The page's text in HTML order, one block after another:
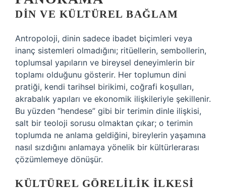
DIN VE KÜLTÜREL BAĞLAM
Antropoloji, dinin sadece ibadet biçimleri veya
inanç sistemleri olmadığını; ritüellerin, sembollerin,
toplumsal yapıların ve bireysel deneyimlerin bir
toplamı olduğunu gösterir. Her toplumun dini
pratiği, kendi tarihsel birikimi, coğrafi koşulları,
akrabalık yapıları ve ekonomik ilişkileriyle şekillenir.
Bu yüzden “hendese” gibi bir terimin dinle ilişkisi,
salt bir teoloji sorusu olmaktan çıkar; o terimin
toplumda ne anlama geldiğini, bireylerin yaşamına
nasıl sızdığını anlamaya yönelik bir kültürlerarası
çözümlemeye dönüşür.
KÜLTÜREL GÖRELILIK İLKESI